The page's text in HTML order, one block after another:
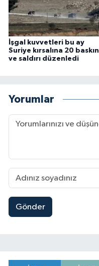
İşgal kuvvetleri bu ay
Suriye kırsalına 20 baskın
ve saldırı düzenledi
Yorumlar
Gönder